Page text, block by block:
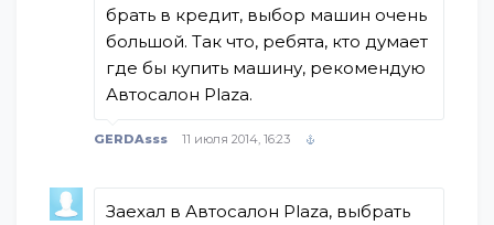
брать в кредит, выбор машин очень
большой. Так что, ребята, кто думает
где бы купить машину, рекомендую
Автосалон Plaza.
GERDAsss 11 июля 2014, 16:23
Заехал в Автосалон Plaza, выбрать